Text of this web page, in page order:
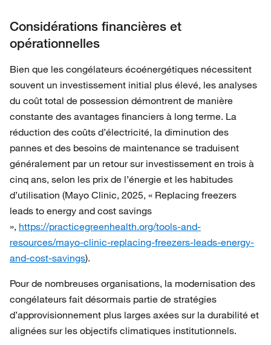
Considérations financières et
opérationnelles
Bien que les congélateurs écoénergétiques nécessitent
souvent un investissement initial plus élevé, les analyses
du coût total de possession démontrent de manière
constante des avantages financiers à long terme. La
réduction des coûts d’électricité, la diminution des
pannes et des besoins de maintenance se traduisent
généralement par un retour sur investissement en trois à
cinq ans, selon les prix de l’énergie et les habitudes
d’utilisation (Mayo Clinic, 2025, « Replacing freezers
leads to energy and cost savings
», https://practicegreenhealth.org/tools-and-
resources/mayo-clinic-replacing-freezers-leads-energy-
and-cost-savings).
Pour de nombreuses organisations, la modernisation des
congélateurs fait désormais partie de stratégies
d’approvisionnement plus larges axées sur la durabilité et
alignées sur les objectifs climatiques institutionnels.